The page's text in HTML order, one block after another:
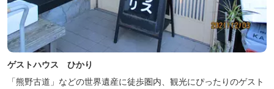
ゲストハウス ひかり
「熊野古道」などの世界遺産に徒歩圏内、観光にぴったりのゲスト